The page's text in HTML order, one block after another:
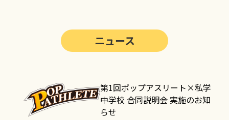
ニュース
第1回ポップアスリート×私学
中学校 合同説明会 実施のお知
らせ